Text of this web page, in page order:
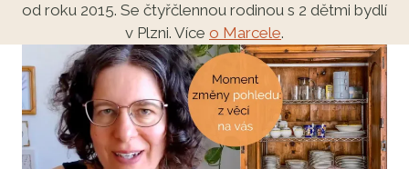
od roku 2015. Se čtyřčlennou rodinou s 2 dětmi bydlí
v Plzni. Více o Marcele.